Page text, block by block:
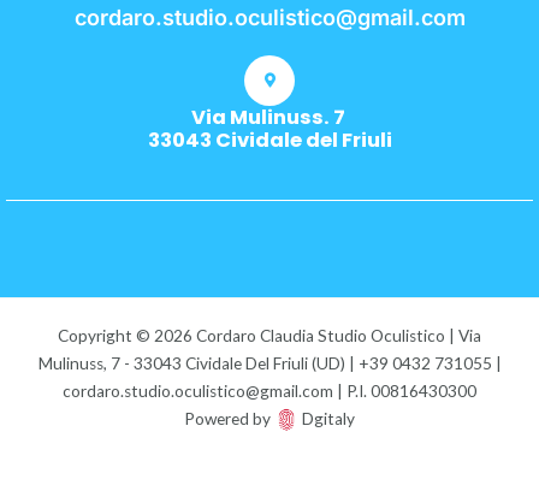
cordaro.studio.oculistico@gmail.com
Via Mulinuss. 7
33043 Cividale del Friuli
Copyright © 2026 Cordaro Claudia Studio Oculistico | Via
Mulinuss, 7 - 33043 Cividale Del Friuli (UD) | +39 0432 731055 |
cordaro.studio.oculistico@gmail.com | P.I. 00816430300
Powered by
Dgitaly